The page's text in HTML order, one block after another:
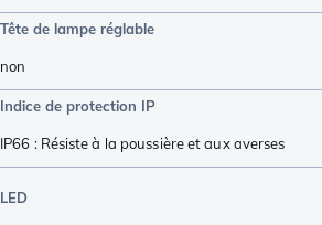
Tête de lampe réglable
non
Indice de protection IP
IP66 : Résiste à la poussière et aux averses
LED